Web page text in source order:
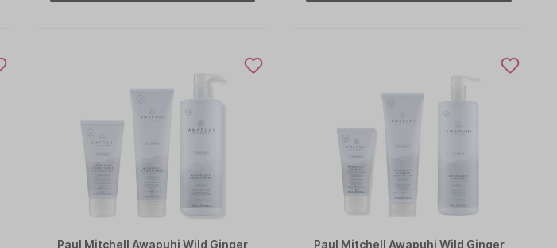
Paul Mitchell Awapuhi Wild Ginger
Paul Mitchell Awapuhi Wild Ginger